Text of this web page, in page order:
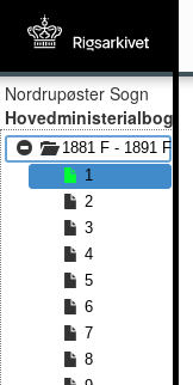
Nordrupøster Sogn
Hovedministerialbog
1881 F - 1891 F
1
2
3
4
5
6
7
8